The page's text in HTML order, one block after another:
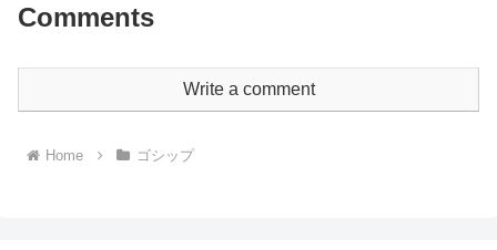
Comments
Write a comment
Home ゴシップ